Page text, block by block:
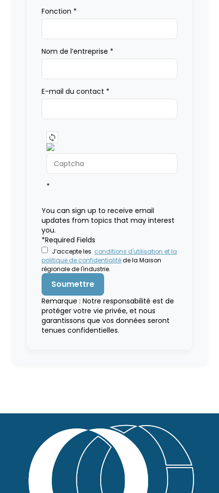
Fonction *
Nom de l’entreprise *
E-mail du contact *
*
You can sign up to receive email
updates from topics that may interest
you.
*Required Fields
J’accepte les conditions d'utilisation et la
politique de confidentialitéde la Maison
régionale de l'industrie.
Remarque : Notre responsabilité est de
protéger votre vie privée, et nous
garantissons que vos données seront
tenues confidentielles.